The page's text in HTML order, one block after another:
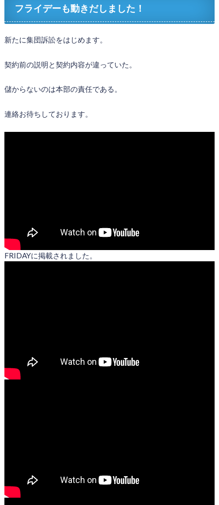
フライデーも動きだしました！
新たに集団訴訟をはじめます。
契約前の説明と契約内容が違っていた。
儲からないのは本部の責任である。
連絡お待ちしております。
FRIDAYに掲載されました。